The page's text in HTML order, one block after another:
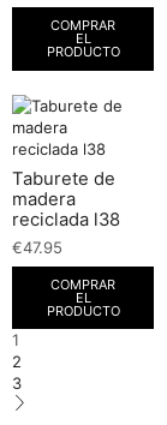
COMPRAR
EL
PRODUCTO
Taburete de
madera
reciclada l38
€47.95
COMPRAR
EL
PRODUCTO
1
2
3